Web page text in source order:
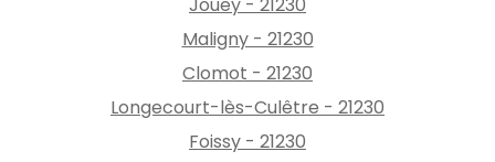
Maligny - 21230
Clomot - 21230
Longecourt-lès-Culêtre - 21230
Foissy - 21230